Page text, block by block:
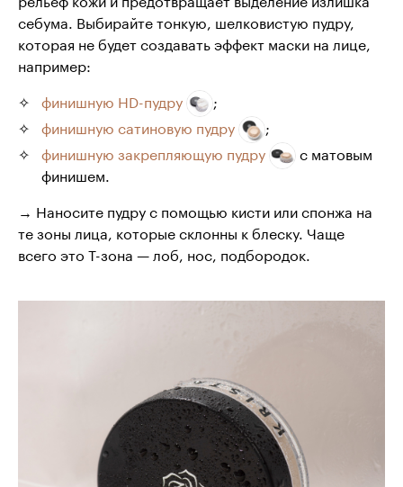
себума. Выбирайте тонкую, шелковистую пудру,
которая не будет создавать эффект маски на лице,
например:
финишную HD-пудру
;
финишную сатиновую пудру
;
финишную закрепляющую пудру
с матовым
финишем.
→ Наносите пудру с помощью кисти или спонжа на
те зоны лица, которые склонны к блеску. Чаще
всего это Т-зона — лоб, нос, подбородок.